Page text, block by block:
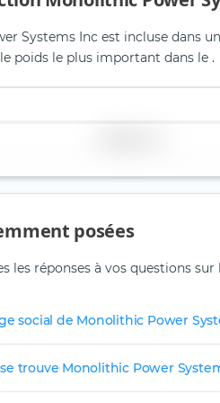
Systems Inc est incluse dans
poids le plus important dans le .
posées
les réponses à vos questions
social de Monolithic Power
trouve Monolithic Power